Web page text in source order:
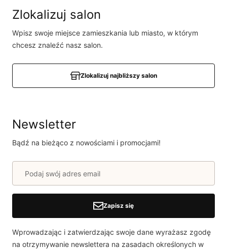
Bądź pierwszą osobą, która podzieli się opinią o tym
Powiadomienie
Zlokalizuj salon
Wpisz swoje miejsce zamieszkania lub miasto, w którym
chcesz znaleźć nasz salon.
Zlokalizuj najbliższy salon
Newsletter
Bądź na bieżąco z nowościami i promocjami!
Zapisz się
Wprowadzając i zatwierdzając swoje dane wyrażasz zgodę
na otrzymywanie newslettera na zasadach określonych w